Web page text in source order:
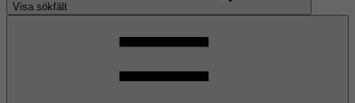
Visa sökfält